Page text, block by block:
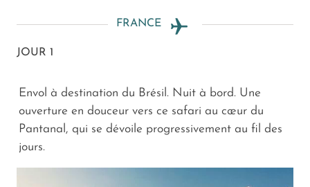
FRANCE
JOUR 1
Envol à destination du Brésil. Nuit à bord. Une
ouverture en douceur vers ce safari au cœur du
Pantanal, qui se dévoile progressivement au fil des
jours.